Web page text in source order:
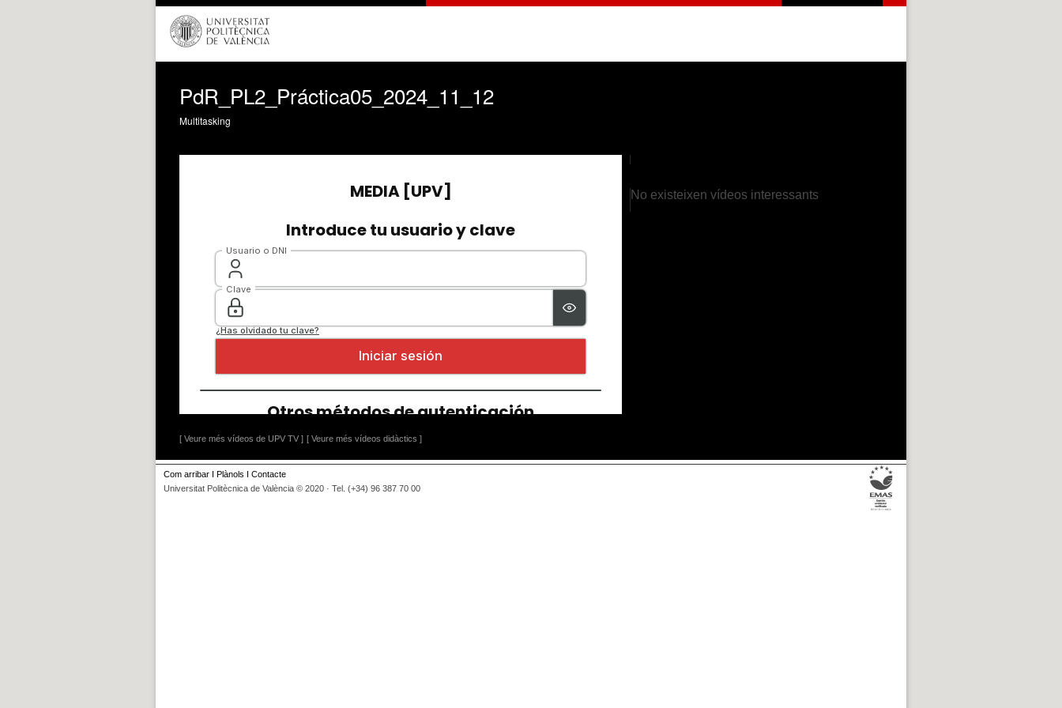
PdR_PL2_Práctica05_2024_11_12
Multitasking
[ Veure més vídeos de UPV TV ] [ Veure més vídeos didàctics ]
No existeixen vídeos interessants
Com arribar I Plànols I Contacte
Universitat Politècnica de València © 2020 · Tel. (+34) 96 387 70 00